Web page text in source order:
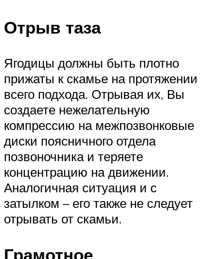
Отрыв таза
Ягодицы должны быть плотно
прижаты к скамье на протяжении
всего подхода. Отрывая их, Вы
создаете нежелательную
компрессию на межпозвонковые
диски поясничного отдела
позвоночника и теряете
концентрацию на движении.
Аналогичная ситуация и с
затылком – его также не следует
отрывать от скамьи.
Грамотное